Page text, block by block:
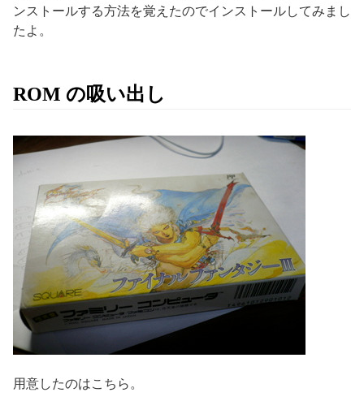
ンストールする方法を覚えたのでインストールしてみまし
たよ。
ROM の吸い出し
用意したのはこちら。